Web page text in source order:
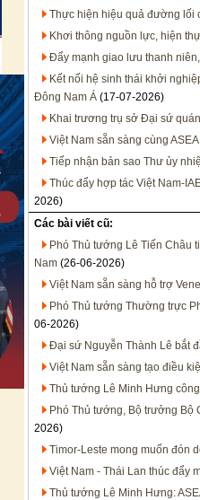
Thực hiện hiệu quả đường lối
Khơi thông nguồn lực, hiện
Đẩy mạnh giao lưu thanh
Kết nối hệ sinh thái khởi
Đông Nam Á (17-07-2026)
Khai trương trụ sở Đại sứ
Việt Nam sẵn sàng cùng
Tiếp nhận bản sao Thư ủy
Thúc đẩy hợp tác Việt Nam-
2026)
Các bài viết cũ:
Phó Thủ tướng Lê Tiến Châu
Nam (26-06-2026)
Việt Nam sẵn sàng hỗ trợ
Phó Thủ tướng Thường trực
06-2026)
Đại sứ Nguyễn Thành Lê bắt
Việt Nam sẵn sàng tạo điều
Thủ tướng Lê Minh Hưng
Phó Thủ tướng, Bộ trưởng Bộ
2026)
Timor-Leste mong muốn đón
Việt Nam - Thái Lan thúc đẩy
Thủ tướng Lê Minh Hưng: